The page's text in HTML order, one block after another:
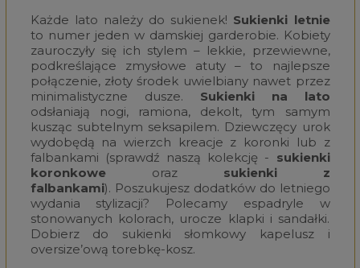
Każde lato należy do sukienek! Sukienki letnie
to numer jeden w damskiej garderobie. Kobiety
zauroczyły się ich stylem – lekkie, przewiewne,
podkreślające zmysłowe atuty – to najlepsze
połączenie, złoty środek uwielbiany nawet przez
minimalistyczne dusze. Sukienki na lato
odsłaniają nogi, ramiona, dekolt, tym samym
kusząc subtelnym seksapilem. Dziewczęcy urok
wydobędą na wierzch kreacje z koronki lub z
falbankami (sprawdź naszą kolekcję - sukienki
koronkowe
oraz sukienki z
falbankami). Poszukujesz dodatków do letniego
wydania stylizacji? Polecamy espadryle w
stonowanych kolorach, urocze klapki i sandałki.
Dobierz do sukienki słomkowy kapelusz i
oversize’ową torebkę-kosz.